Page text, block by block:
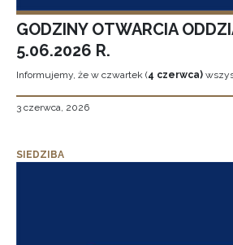
GODZINY OTWARCIA
5.06.2026 R.
Informujemy, że w czwartek (4 czerwca)
3 czerwca, 2026
SIEDZIBA